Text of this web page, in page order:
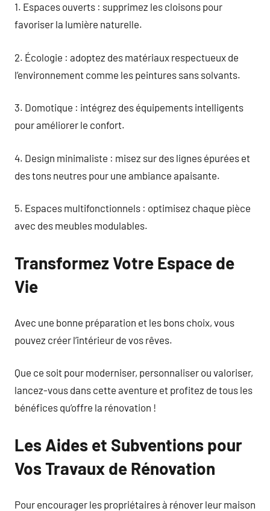
1. Espaces ouverts : supprimez les cloisons pour
favoriser la lumière naturelle.
2. Écologie : adoptez des matériaux respectueux de
l’environnement comme les peintures sans solvants.
3. Domotique : intégrez des équipements intelligents
pour améliorer le confort.
4. Design minimaliste : misez sur des lignes épurées et
des tons neutres pour une ambiance apaisante.
5. Espaces multifonctionnels : optimisez chaque pièce
avec des meubles modulables.
Transformez Votre Espace de
Vie
Avec une bonne préparation et les bons choix, vous
pouvez créer l’intérieur de vos rêves.
Que ce soit pour moderniser, personnaliser ou valoriser,
lancez-vous dans cette aventure et profitez de tous les
bénéfices qu’offre la rénovation !
Les Aides et Subventions pour
Vos Travaux de Rénovation
Pour encourager les propriétaires à rénover leur maison